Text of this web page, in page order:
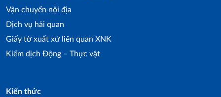
Vận chuyển nội địa
Dịch vụ hải quan
Giấy tờ xuất xứ liên quan XNK
Kiểm dịch Động – Thực vật
Kiến thức